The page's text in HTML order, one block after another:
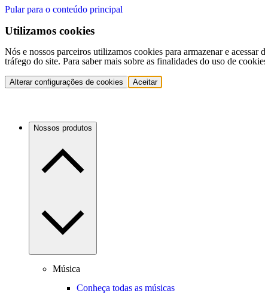
Pular para o conteúdo principal
Utilizamos cookies
Nós e nossos parceiros utilizamos cookies para armazenar e
tráfego do site. Para saber mais sobre as finalidades do uso de
Alterar configurações de cookies Aceitar
Nossos produtos
Música
Conheça todas as músicas